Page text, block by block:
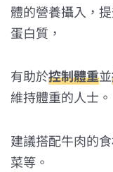
體的營養攝入，
蛋白質，
有助於控制體重並
維持體重的人士。
建議搭配牛肉的
菜等。